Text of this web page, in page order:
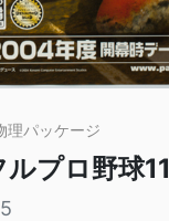
理パッケージ
プロ野球11